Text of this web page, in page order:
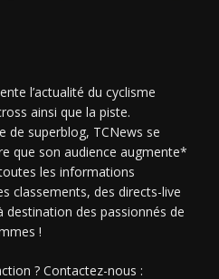
l’actualité du cyclisme
ainsi que la piste.
de superblog, TCNews se
que son audience augmente*
les informations
classements, des directs-live
des passionnés de
!
? Contactez-nous :